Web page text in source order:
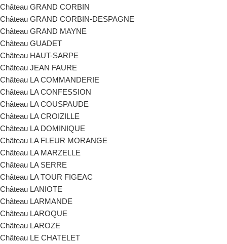
Château GRAND CORBIN
Château GRAND CORBIN-DESPAGNE
Château GRAND MAYNE
Château GUADET
Château HAUT-SARPE
Château JEAN FAURE
Château LA COMMANDERIE
Château LA CONFESSION
Château LA COUSPAUDE
Château LA CROIZILLE
Château LA DOMINIQUE
Château LA FLEUR MORANGE
Château LA MARZELLE
Château LA SERRE
Château LA TOUR FIGEAC
Château LANIOTE
Château LARMANDE
Château LAROQUE
Château LAROZE
Château LE CHATELET